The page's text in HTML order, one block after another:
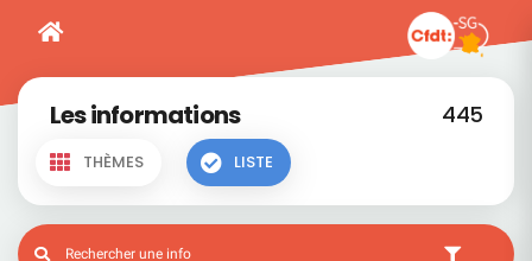
Les informations 445
THÈMES LISTE